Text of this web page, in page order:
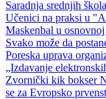
Saradnja srednjih
Učenici na praksi u
Maskenbal u
Svako može da
Poreska uprava
„Izdavanje
Zvornički kik bokser
se za Evropsko